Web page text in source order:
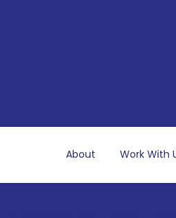
About Work With